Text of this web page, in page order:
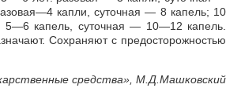
капли, суточная — 8 капель; 10
капель, суточная — 10—12 капель.
Сохраняют с предосторожностью
средства», М.Д.Машковский